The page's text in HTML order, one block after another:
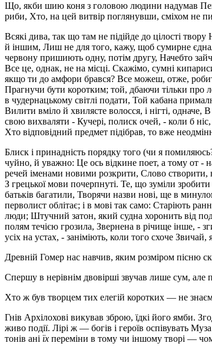
Що, якби шию коня з головою людини надумав
риби, Хто, на цей витвір поглянувши, сміхом не
Всякі дива, так що там не підійде до цілості
й іншим, Лиш не для того, кажу, щоб сумирне
червону пришиють одну, потім другу, Начебто
Все це, однак, не на місці. Скажімо, сумні
якщо ти до амфори брався? Все можеш, отже,
Прагнучи бути коротким; той, дбаючи тільки про
в чудернацькому світлі подати, Той кабана
Вилити вміло й хвилясте волосся, і нігті, одначе,
свою вихваляти - Кучері, полиск очей, - коли б
Хто відповідний предмет підібрав, то вже
Блиск і принадність порядку того (чи я
чуйно, й уважно: Це ось відкине поет, а тому от -
речей іменами новими розкрити, Слово створити,
З грецької мови почерпнуті. Те, що зуміли
батьків багатили, Творячи назви нові, ще в
перволист облітає; і в мові так само: Старіють
люди; Штучний затон, який судна хоронить від
полям течією грозила, Звернена в річище інше, -
усіх на устах, - заніміють, коли того схоче
Древній Гомер нас навчив, яким розміром пісню
Спершу в нерівнім двовірші звучав лише сум,
Хто ж був творцем тих елегій коротких — не
Гнів Архілохові викував зброю, їдкі його ямби.
живо події. Лірі ж — богів і героїв оспівувать
тонів ані їх переміни в тому чи іншому творі —